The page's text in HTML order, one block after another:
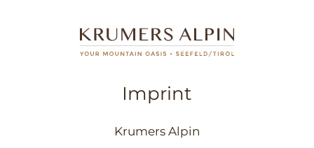
Imprint
Krumers Alpin